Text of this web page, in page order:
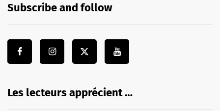
Subscribe and follow
Les lecteurs apprécient …